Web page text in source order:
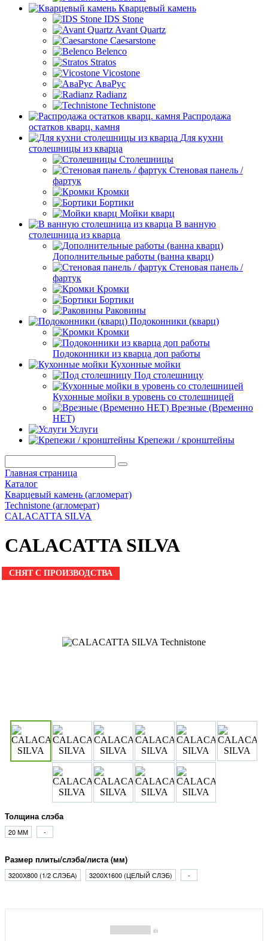
Кварцевый камень
IDS Stone
Avant Quartz
Caesarstone
Belenco
Stratos
Vicostone
АваРус
Radianz
Technistone
Распродажа
остатков кварц. камня
Для кухни
столешницы из кварца
Столешницы
Стеновая панель /
фартук
Кромки
Бортики
Мойки кварц
В ванную
столешница из кварца
Дополнительные работы (ванна кварц)
Стеновая панель /
фартук
Кромки
Бортики
Раковины
Подоконники (кварц)
Кромки
Подоконники из кварца доп работы
Кухонные мойки
Под столешницу
Кухонные мойки в уровень со столешницей
Врезные (Временно
НЕТ)
Услуги
Крепежи / кронштейны
Главная страница
Каталог
Кварцевый камень (агломерат)
Technistone (агломерат)
CALACATTA SILVA
CALACATTA SILVA
СНЯТ С ПРОИЗВОДСТВА
Толщина слэба
20 ММ -
Размер плиты/слэба/листа (мм)
3200Х800 (1/2 СЛЭБА) 3200Х1600 (ЦЕЛЫЙ СЛЭБ) -
(0)